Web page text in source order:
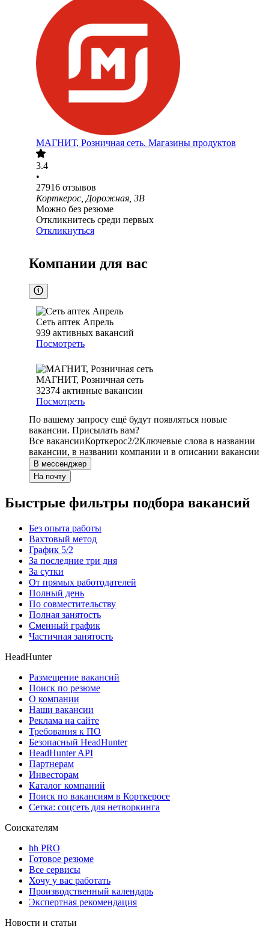
МАГНИТ, Розничная сеть. Магазины продуктов
3.4
•
27916 отзывов
Корткерос, Дорожная, 3В
Можно без резюме
Откликнитесь среди первых
Откликнуться
Компании для вас
Сеть аптек Апрель
939 активных вакансий
Посмотреть
МАГНИТ, Розничная сеть
32374 активные вакансии
Посмотреть
По вашему запросу ещё будут появляться новые
вакансии. Присылать вам?
Все вакансииКорткерос2/2Ключевые слова в названии
вакансии, в названии компании и в описании вакансии
В мессенджер
На почту
Быстрые фильтры подбора вакансий
Без опыта работы
Вахтовый метод
График 5/2
За последние три дня
За сутки
От прямых работодателей
Полный день
По совместительству
Полная занятость
Сменный график
Частичная занятость
HeadHunter
Размещение вакансий
Поиск по резюме
О компании
Наши вакансии
Реклама на сайте
Требования к ПО
Безопасный HeadHunter
HeadHunter API
Партнерам
Инвесторам
Каталог компаний
Поиск по вакансиям в Корткеросе
Сетка: соцсеть для нетворкинга
Соискателям
hh PRO
Готовое резюме
Все сервисы
Хочу у вас работать
Производственный календарь
Экспертная рекомендация
Новости и статьи